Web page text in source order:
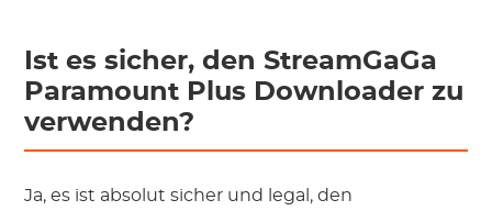
Ist es sicher, den StreamGaGa
Paramount Plus Downloader zu
verwenden?
Ja, es ist absolut sicher und legal, den